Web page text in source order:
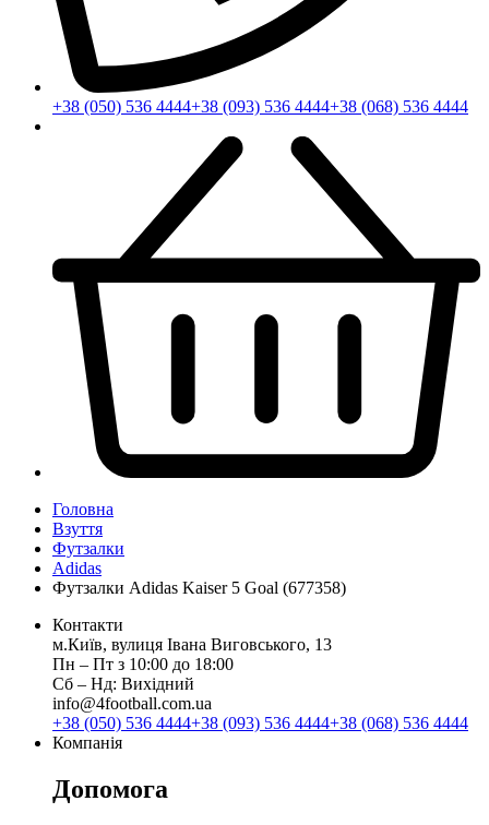
+38 (050) 536 4444+38 (093) 536 4444+38 (068) 536 4444
Головна
Взуття
Футзалки
Adidas
Футзалки Adidas Kaiser 5 Goal (677358)
Контакти
м.Київ, вулиця Івана Виговського, 13
Пн ‒ Пт з 10:00 до 18:00
Сб ‒ Нд: Вихідний
info@4football.com.ua
+38 (050) 536 4444+38 (093) 536 4444+38 (068) 536 4444
Компанія
Допомога